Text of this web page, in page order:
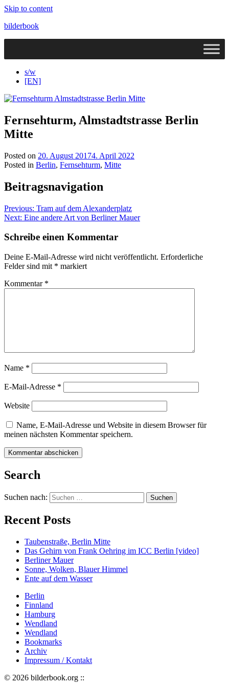
Skip to content
bilderbook
s/w
[EN]
Fernsehturm, Almstadtstrasse Berlin
Mitte
Posted on 20. August 20174. April 2022
Posted in Berlin, Fernsehturm, Mitte
Beitragsnavigation
Previous: Tram auf dem Alexanderplatz
Next: Eine andere Art von Berliner Mauer
Schreibe einen Kommentar
Deine E-Mail-Adresse wird nicht veröffentlicht. Erforderliche
Felder sind mit * markiert
Kommentar *
Name *
E-Mail-Adresse *
Website
Name, E-Mail-Adresse und Website in diesem Browser für
meinen nächsten Kommentar speichern.
Search
Suchen nach:
Recent Posts
Taubenstraße, Berlin Mitte
Das Gehirn von Frank Oehring im ICC Berlin [video]
Berliner Mauer
Sonne, Wolken, Blauer Himmel
Ente auf dem Wasser
Berlin
Finnland
Hamburg
Wendland
Wendland
Bookmarks
Archiv
Impressum / Kontakt
© 2026 bilderbook.org ::